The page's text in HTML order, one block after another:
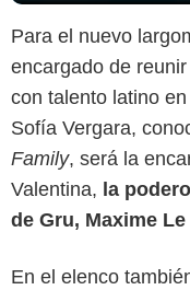
Para el nuevo
encargado de
con talento latino
Sofía Vergara,
Family, será la
Valentina, la
de Gru, Maxime Le
En el elenco